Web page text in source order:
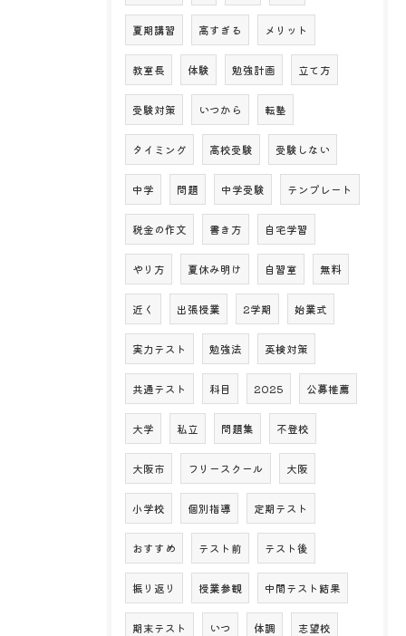
夏期講習 高すぎる メリット
教室長 体験 勉強計画 立て方
受験対策 いつから 転塾
タイミング 高校受験 受験しない
中学 問題 中学受験 テンプレート
税金の作文 書き方 自宅学習
やり方 夏休み明け 自習室 無料
近く 出張授業 2学期 始業式
実力テスト 勉強法 英検対策
共通テスト 科目 2025 公募推薦
大学 私立 問題集 不登校
大阪市 フリースクール 大阪
小学校 個別指導 定期テスト
おすすめ テスト前 テスト後
振り返り 授業参観 中間テスト結果
期末テスト いつ 体調 志望校